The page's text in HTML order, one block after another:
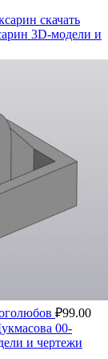
3D-модели и
₽99.00
00-
и чертежи